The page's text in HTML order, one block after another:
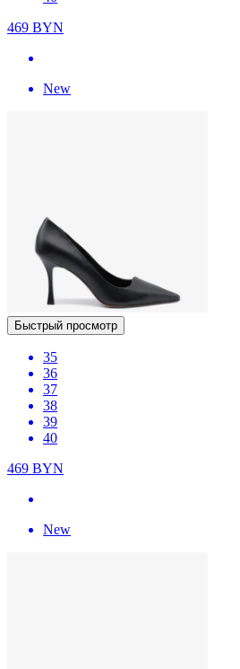
469 BYN
New
Быстрый просмотр
35
36
37
38
39
40
469 BYN
New